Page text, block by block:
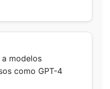
modelos
como GPT-4